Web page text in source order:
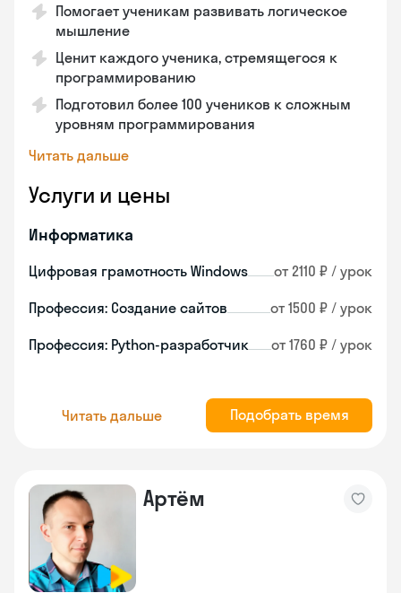
Помогает ученикам развивать логическое
мышление
Ценит каждого ученика, стремящегося к
программированию
Подготовил более 100 учеников к сложным
уровням программирования
Читать дальше
Услуги и цены
Информатика
Цифровая грамотность Windows от 2110 ₽ / урок
Профессия: Создание сайтов от 1500 ₽ / урок
Профессия: Python-разработчик от 1760 ₽ / урок
Читать дальше Подобрать время
Артём